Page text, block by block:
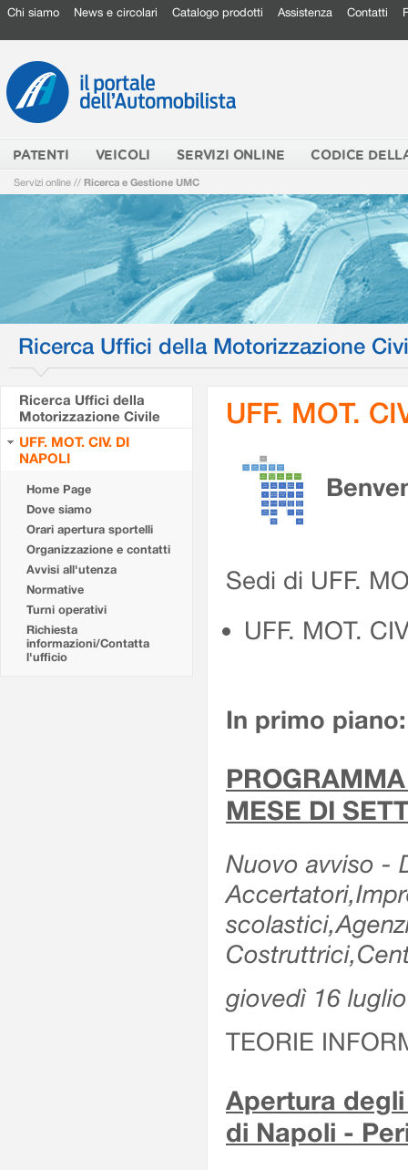
Chi siamo News e circolari Catalogo prodotti Assistenza Contatti
PATENTI VEICOLI SERVIZI ONLINE CODICE
Servizi online // Ricerca e Gestione UMC
Ricerca Uffici della Motorizzazione
Ricerca Uffici della
Motorizzazione Civile
UFF. MOT. CIV. DI
NAPOLI
Home Page
Dove siamo
Orari apertura sportelli
Organizzazione e contatti
Avvisi all'utenza
Normative
Turni operativi
Richiesta
informazioni/Contatta
l'ufficio
UFF. MOT.
Sedi di UFF.
UFF. MOT.
In primo piano:
MESE DI
Nuovo avviso -
giovedì 16
TEORIE
Apertura
di Napoli -